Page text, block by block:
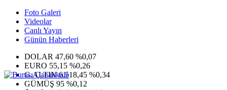
Foto Galeri
Videolar
Canlı Yayın
Günün Haberleri
DOLAR 47,60 %0,07
EURO 55,15 %0,26
G.ALTIN6.518,45 %0,34
GÜMÜŞ 95 %0,12